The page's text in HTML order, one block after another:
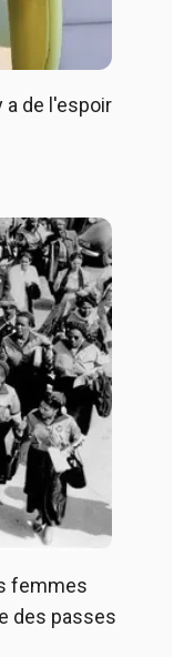
a de l'espoir
femmes
des passes